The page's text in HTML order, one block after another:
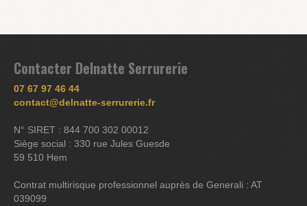
Contacter Delnatte Serrurerie
07 67 97 46 44
contact@delnatte-serrurerie.fr
N° SIRET : 844 700 302 00012
Siège social : 330 rue Jules Guesde
59 510 Hem
Contrat multirisque professionnel auprès de Generali : AT
039099